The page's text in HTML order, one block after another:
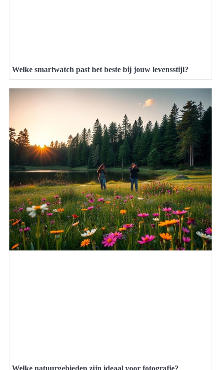
Welke smartwatch past het beste bij jouw levensstijl?